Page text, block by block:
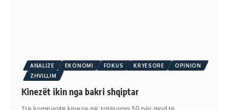
ANALIZE EKONOMI FOKUS KRYESORE
OPINION
ZHVILLIM
Kinezët ikin nga bakri shqiptar
Tre kompanitë kineze që zotëronin 50 për qind të